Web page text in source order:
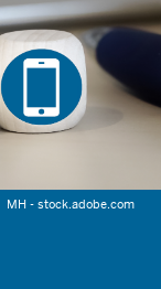
MH - stock.adobe.com